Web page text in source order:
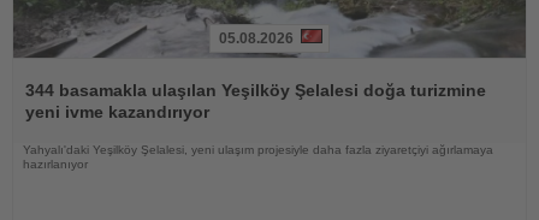
Oku
05.08.2026
344 basamakla ulaşılan Yeşilköy Şelalesi doğa turizmine
yeni ivme kazandırıyor
Yahyalı'daki Yeşilköy Şelalesi, yeni ulaşım projesiyle daha fazla ziyaretçiyi ağırlamaya
hazırlanıyor